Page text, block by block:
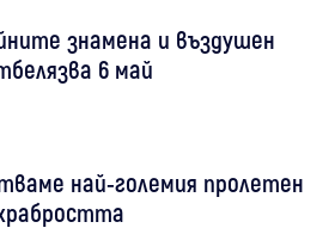
знамена и въздушен
6 май
най-големия пролетен